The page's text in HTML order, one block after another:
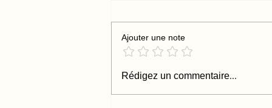
Je m'appelle Âme
Ajouter une note
Rédigez un commentaire...